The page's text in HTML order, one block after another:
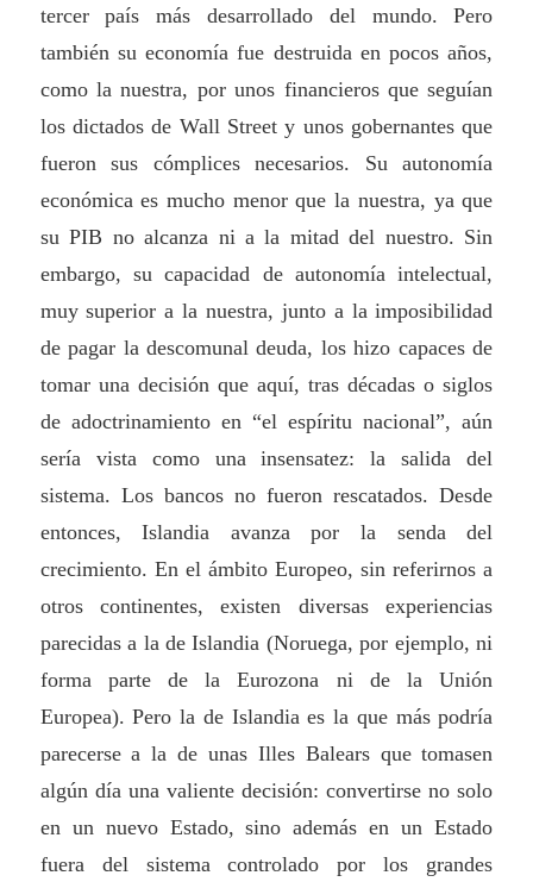
tercer país más desarrollado del mundo. Pero
también su economía fue destruida en pocos años,
como la nuestra, por unos financieros que seguían
los dictados de Wall Street y unos gobernantes que
fueron sus cómplices necesarios. Su autonomía
económica es mucho menor que la nuestra, ya que
su PIB no alcanza ni a la mitad del nuestro. Sin
embargo, su capacidad de autonomía intelectual,
muy superior a la nuestra, junto a la imposibilidad
de pagar la descomunal deuda, los hizo capaces de
tomar una decisión que aquí, tras décadas o siglos
de adoctrinamiento en “el espíritu nacional”, aún
sería vista como una insensatez: la salida del
sistema. Los bancos no fueron rescatados. Desde
entonces, Islandia avanza por la senda del
crecimiento. En el ámbito Europeo, sin referirnos a
otros continentes, existen diversas experiencias
parecidas a la de Islandia (Noruega, por ejemplo, ni
forma parte de la Eurozona ni de la Unión
Europea). Pero la de Islandia es la que más podría
parecerse a la de unas Illes Balears que tomasen
algún día una valiente decisión: convertirse no solo
en un nuevo Estado, sino además en un Estado
fuera del sistema controlado por los grandes